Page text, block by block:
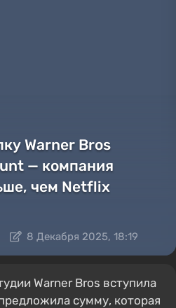
Warner Bros
— компания
чем Netflix
8 Декабря 2025, 18:19
Warner Bros вступила
сумму, которая